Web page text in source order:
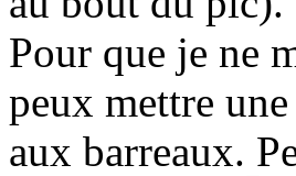
Pour que je ne
peux mettre
aux barreaux.